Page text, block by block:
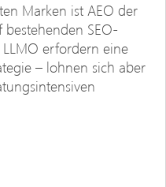
Marken ist AEO der
bestehenden SEO-
erfordern eine
– lohnen sich aber